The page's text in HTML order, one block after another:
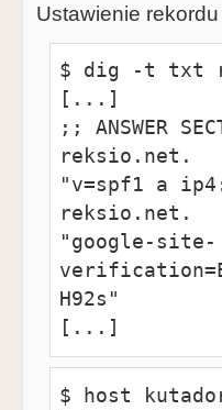
Ustawienie
$ dig -t txt
[...]
;; ANSWER
reksio.net.
"v=spf1 a
reksio.net.
"google-site-
H92s"
[...]
$ host